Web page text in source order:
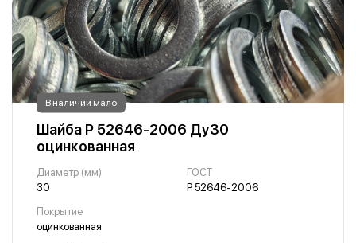
В наличии мало
Шайба Р 52646-2006 Ду30
оцинкованная
Диаметр (мм)
30
ГОСТ
Р 52646-2006
Покрытие
оцинкованная